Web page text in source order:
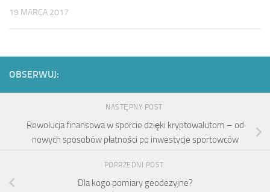
19 MARCA 2017
OBSERWUJ:
NASTĘPNY POST
Rewolucja finansowa w sporcie dzięki kryptowalutom – od
nowych sposobów płatności po inwestycje sportowców
POPRZEDNI POST
Dla kogo pomiary geodezyjne?